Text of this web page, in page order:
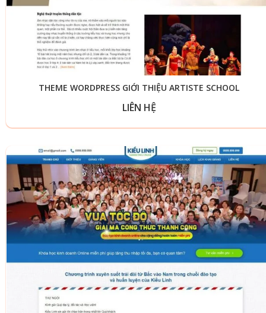
THEME WORDPRESS GIỚI THIỆU ARTISTE SCHOOL
LIÊN HỆ